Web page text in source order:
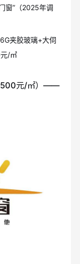
窗”（2025年调
夹胶玻璃+大伺
/㎡
元/㎡）——